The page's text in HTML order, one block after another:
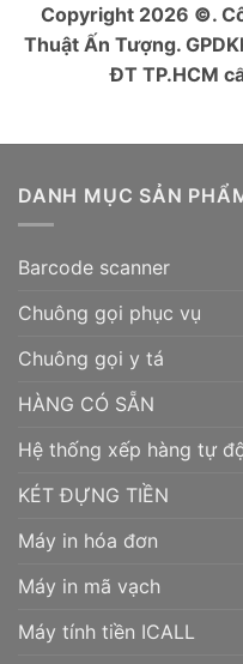
Copyright 2026 ©.
Thuật Ấn Tượng.
ĐT TP.HCM
DANH MỤC SẢN
Barcode scanner
Chuông gọi phục vụ
Chuông gọi y tá
HÀNG CÓ SẴN
Hệ thống xếp hàng tự
KÉT ĐỰNG TIỀN
Máy in hóa đơn
Máy in mã vạch
Máy tính tiền ICALL